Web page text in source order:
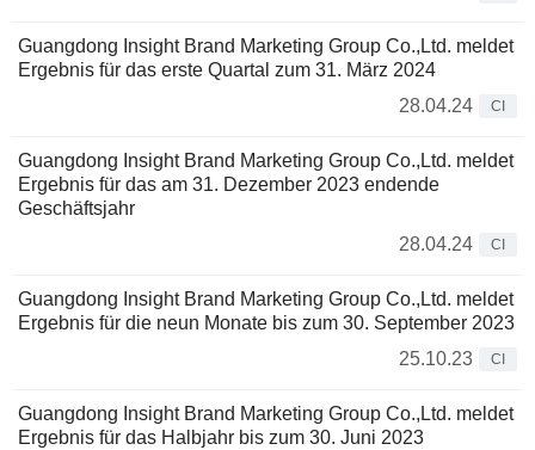
Guangdong Insight Brand Marketing Group Co.,Ltd. meldet
Ergebnis für das erste Quartal zum 31. März 2024
28.04.24
CI
Guangdong Insight Brand Marketing Group Co.,Ltd. meldet
Ergebnis für das am 31. Dezember 2023 endende
Geschäftsjahr
28.04.24
CI
Guangdong Insight Brand Marketing Group Co.,Ltd. meldet
Ergebnis für die neun Monate bis zum 30. September 2023
25.10.23
CI
Guangdong Insight Brand Marketing Group Co.,Ltd. meldet
Ergebnis für das Halbjahr bis zum 30. Juni 2023